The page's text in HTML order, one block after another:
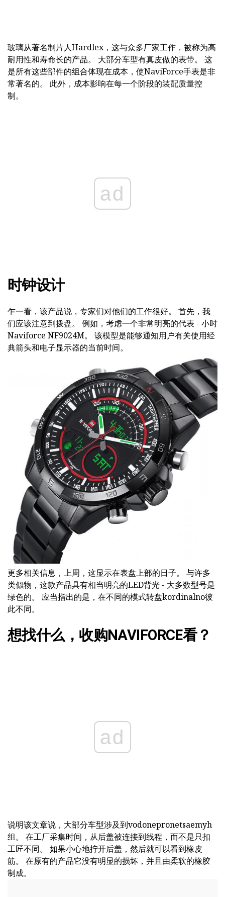
玻璃从著名制片人Hardlex，这与众多厂家工作，被称为高
耐用性和寿命长的产品。 大部分车型有真皮做的表带。 这
是所有这些部件的组合体现在成本，使NaviForce手表是非
常著名的。 此外，成本影响在每一个阶段的装配质量控
制。
ad
时钟设计
乍一看，该产品说，专家们对他们的工作很好。 首先，我
们应该注意到拨盘。 例如，考虑一个非常明亮的代表 - 小时
Naviforce NF9024M。 该模型是能够通知用户有关使用经
典箭头和电子显示器的当前时间。
更多相关信息，上周，这显示在表盘上部的日子。 与许多
类似物，这款产品具有相当明亮的LED背光 - 大多数型号是
绿色的。 应当指出的是，在不同的模式转盘kordinalno彼
此不同。
想找什么，收购NAVIFORCE看？
ad
说明该文章说，大部分车型涉及到vodonepronetsaemyh
组。 在工厂采集时间，从后盖被连接到线程，而不是只扣
工匠不同。 如果小心地拧开后盖，然后就可以看到橡皮
筋。 在原有的产品它没有明显的损坏，并且由柔软的橡胶
制成。